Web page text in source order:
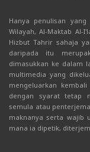
Hanya penulisan
Wilayah, Al-Maktab Al-
Hizbut Tahrir sahaja
daripada itu
dimasukkan ke dalam
multimedia yang
mengeluarkan
dengan syarat tetap
semula atau
maknanya serta wajib
mana ia dipetik,